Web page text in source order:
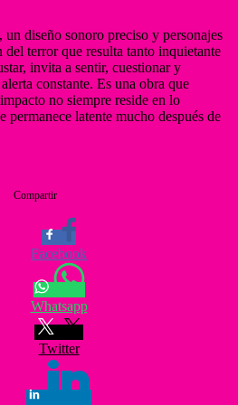
un diseño sonoro preciso y personajes
terror que resulta tanto inquietante
invita a sentir, cuestionar y
constante. Es una obra que
no siempre reside en lo
latente mucho después de
Compartir
Facebook
Whatsapp
Twitter